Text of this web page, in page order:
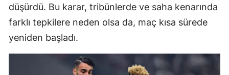
düşürdü. Bu karar, tribünlerde ve saha kenarında
farklı tepkilere neden olsa da, maç kısa sürede
yeniden başladı.